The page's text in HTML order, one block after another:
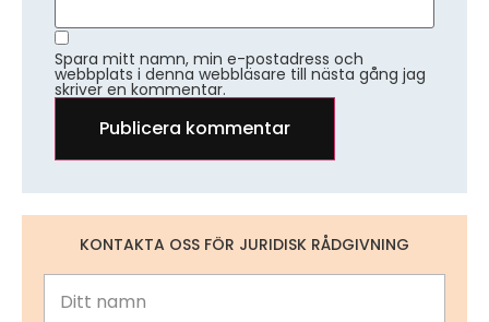
Spara mitt namn, min e-postadress och
webbplats i denna webbläsare till nästa gång jag
skriver en kommentar.
KONTAKTA OSS FÖR JURIDISK RÅDGIVNING